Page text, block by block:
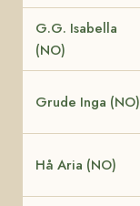
G.G. Isabella
(NO)
Grude Inga (NO)
Hå Aria (NO)